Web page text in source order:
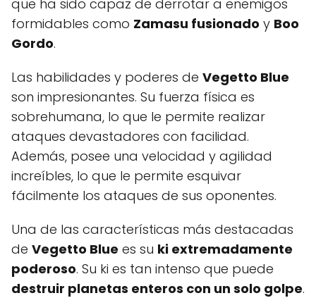
que ha sido capaz de derrotar a enemigos
formidables como Zamasu fusionado y Boo
Gordo.
Las habilidades y poderes de Vegetto Blue
son impresionantes. Su fuerza física es
sobrehumana, lo que le permite realizar
ataques devastadores con facilidad.
Además, posee una velocidad y agilidad
increíbles, lo que le permite esquivar
fácilmente los ataques de sus oponentes.
Una de las características más destacadas
de Vegetto Blue es su ki extremadamente
poderoso. Su ki es tan intenso que puede
destruir planetas enteros con un solo golpe.